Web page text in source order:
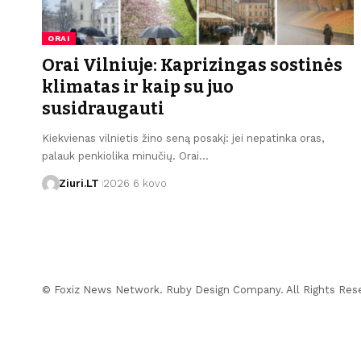
ORAI
Orai Vilniuje: Kaprizingas sostinės
klimatas ir kaip su juo
susidraugauti
Kiekvienas vilnietis žino seną posakį: jei nepatinka oras,
palauk penkiolika minučių. Orai…
Ziuri.LT 2026 6 kovo
© Foxiz News Network. Ruby Design Company. All Rights